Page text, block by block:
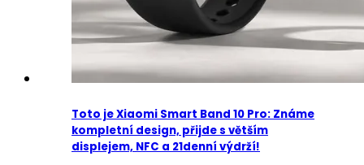
Toto je Xiaomi Smart Band 10 Pro: Známe
kompletní design, přijde s větším
displejem, NFC a 21denní výdrží!